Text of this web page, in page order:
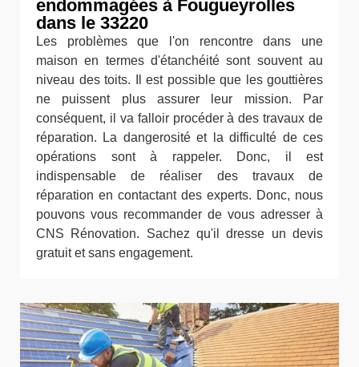
endommagées à Fougueyrolles
dans le 33220
Les problèmes que l'on rencontre dans une
maison en termes d'étanchéité sont souvent au
niveau des toits. Il est possible que les gouttières
ne puissent plus assurer leur mission. Par
conséquent, il va falloir procéder à des travaux de
réparation. La dangerosité et la difficulté de ces
opérations sont à rappeler. Donc, il est
indispensable de réaliser des travaux de
réparation en contactant des experts. Donc, nous
pouvons vous recommander de vous adresser à
CNS Rénovation. Sachez qu'il dresse un devis
gratuit et sans engagement.